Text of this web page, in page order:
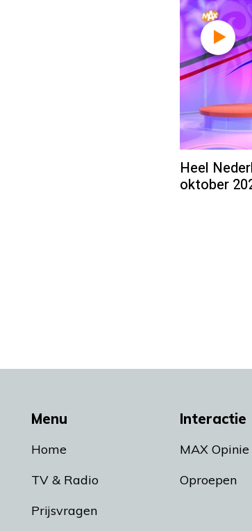
Heel
oktober
Menu
Home
TV & Radio
Prijsvragen
Interactie
MAX
Oproepen